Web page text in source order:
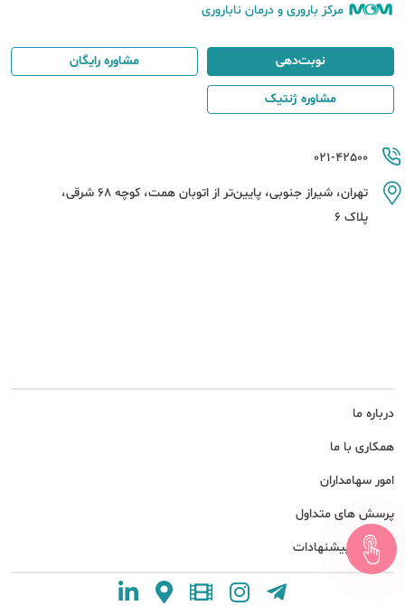
مرکز باروری و درمان ناباروری
درباره ما
همکاری با ما
امور سهامداران
پرسش های متداول
نظرات و پیشنهادات
021-42500
تهران، شیراز جنوبی، پایین‌تر از اتوبان همت، کوچه 68 شرقی،
پلاک 6
نوبت‌دهی مشاوره رایگان
مشاوره ژنتیک